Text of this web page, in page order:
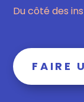
Du côté des
FAIRE